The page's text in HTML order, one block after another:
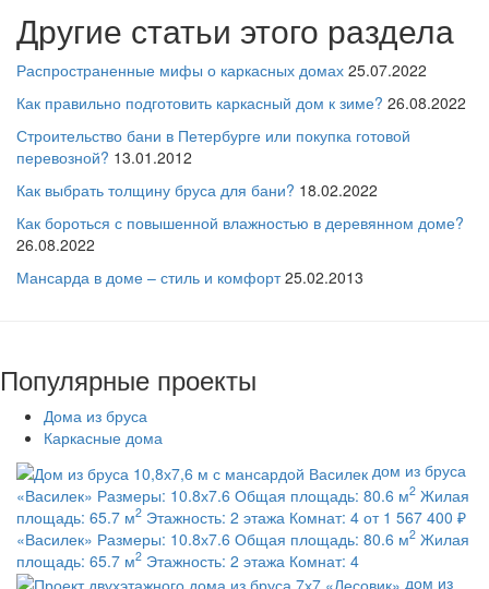
Другие статьи этого раздела
Распространенные мифы о каркасных домах 25.07.2022
Как правильно подготовить каркасный дом к зиме? 26.08.2022
Строительство бани в Петербурге или покупка готовой
перевозной? 13.01.2012
Как выбрать толщину бруса для бани? 18.02.2022
Как бороться с повышенной влажностью в деревянном доме?
26.08.2022
Мансарда в доме – стиль и комфорт 25.02.2013
Популярные проекты
Дома из бруса
Каркасные дома
дом из бруса
«Василек» Размеры: 10.8х7.6 Общая площадь: 80.6 м2 Жилая
площадь: 65.7 м2 Этажность: 2 этажа Комнат: 4 от 1 567 400 ₽
«Василек» Размеры: 10.8х7.6 Общая площадь: 80.6 м2 Жилая
площадь: 65.7 м2 Этажность: 2 этажа Комнат: 4
дом из